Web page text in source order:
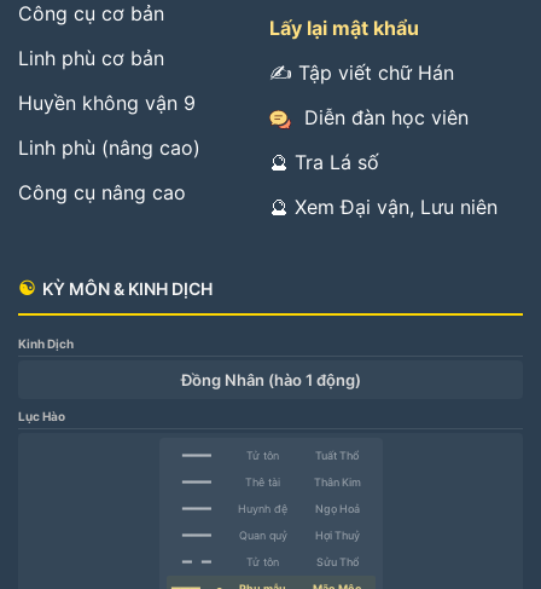
Công cụ cơ bản
Linh phù cơ bản
Huyền không vận 9
Linh phù (nâng cao)
Công cụ nâng cao
Lấy lại mật khẩu
✍️ Tập viết chữ Hán
Diễn đàn học viên
🔮 Tra Lá số
🔮 Xem Đại vận, Lưu niên
☯ KỲ MÔN & KINH DỊCH
Kinh Dịch
Đồng Nhân (hào 1 động)
Lục Hào
━━━ Tử tôn Tuất Thổ
━━━ Thê tài Thân Kim
━━━ Huynh đệ Ngọ Hoả
━━━ Quan quỷ Hợi Thuỷ
━ ━ Tử tôn Sửu Thổ